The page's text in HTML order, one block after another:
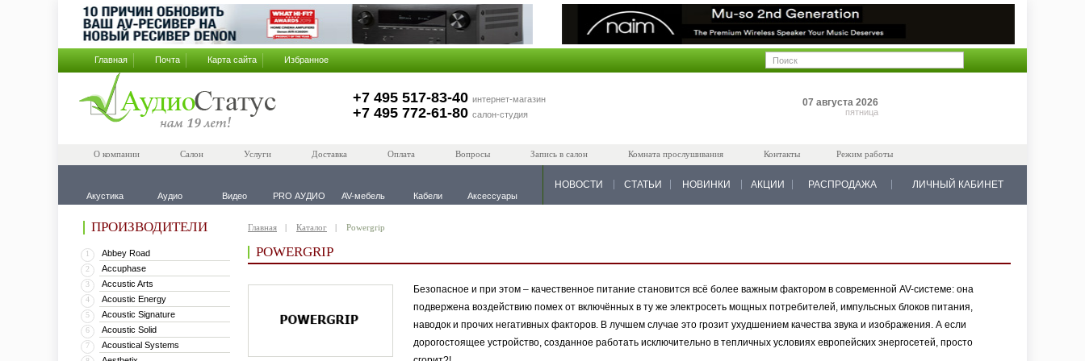
Главная Почта Карта сайта Избранное
+7 495 517-83-40 интернет-магазин
+7 495 772-61-80 салон-студия
07 августа 2026
пятница
О компании Салон Услуги Доставка Оплата Вопросы Запись в салон Комната прослушивания Контакты Режим работы
Акустика Аудио Видео PRO АУДИО AV-мебель Кабели Аксессуары
НОВОСТИ СТАТЬИ НОВИНКИ АКЦИИ РАСПРОДАЖА ЛИЧНЫЙ КАБИНЕТ
ПРОИЗВОДИТЕЛИ
1 Abbey Road
2 Accuphase
3 Accustic Arts
4 Acoustic Energy
5 Acoustic Signature
6 Acoustic Solid
7 Acoustical Systems
Главная Каталог Powergrip
POWERGRIP
Безопасное и при этом – качественное питание становится всё более важным фактором в современной AV-системе: она
подвержена воздействию помех от включённых в ту же электросеть мощных потребителей, импульсных блоков питания,
наводок и прочих негативных факторов. В лучшем случае это грозит ухудшением качества звука и изображения. А если
дорогостоящее устройство, созданное работать исключительно в тепличных условиях европейских энергосетей, просто